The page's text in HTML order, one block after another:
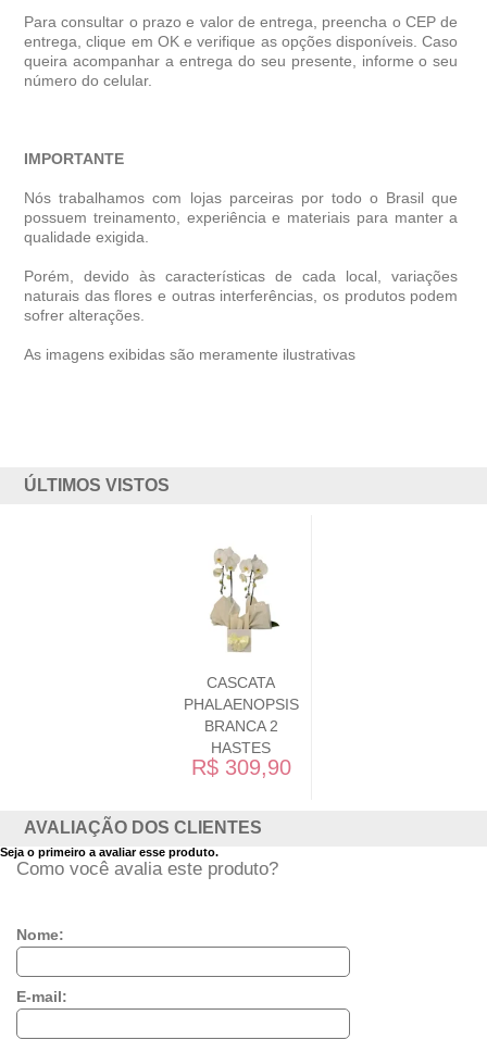
Para consultar o prazo e valor de entrega, preencha o CEP de
entrega, clique em OK e verifique as opções disponíveis. Caso
queira acompanhar a entrega do seu presente, informe o seu
número do celular.
IMPORTANTE
Nós trabalhamos com lojas parceiras por todo o Brasil que
possuem treinamento, experiência e materiais para manter a
qualidade exigida.
Porém, devido às características de cada local, variações
naturais das flores e outras interferências, os produtos podem
sofrer alterações.
As imagens exibidas são meramente ilustrativas
ÚLTIMOS VISTOS
CASCATA
PHALAENOPSIS
BRANCA 2
HASTES
R$ 309,90
AVALIAÇÃO DOS CLIENTES
Seja o primeiro a avaliar esse produto.
Como você avalia este produto?
Nome:
E-mail: